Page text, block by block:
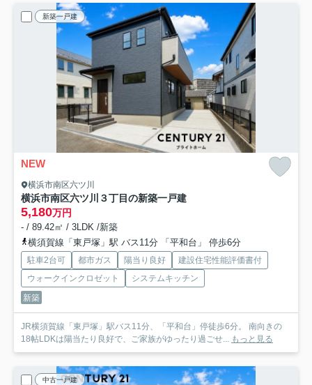
新築一戸建
NEW
横浜市南区六ツ川
横浜市南区六ツ川３丁目の新築一戸建
5,180万円
- / 89.42㎡ / 3LDK /新築
横須賀線「東戸塚」駅 バス11分 「平和台」 停歩6分
駐車2台可 都市ガス 陽当り良好
建設住宅性能評価書付
ウォークインクロゼット
システムキッチン
新築
JR横須賀線「東戸塚」駅バス11分、「平和台」停徒歩6分。 南向きの
18帖LDKは陽当たり良好で、ご家族がゆったり過ごせ... もっと見る
中古一戸建